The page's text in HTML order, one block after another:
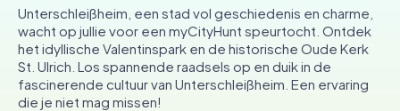
Teamevenement
Tickets
Unterschleißheim, een stad vol geschiedenis en charme,
wacht op jullie voor een myCityHunt speurtocht. Ontdek
het idyllische Valentinspark en de historische Oude Kerk
St. Ulrich. Los spannende raadsels op en duik in de
fascinerende cultuur van Unterschleißheim. Een ervaring
die je niet mag missen!